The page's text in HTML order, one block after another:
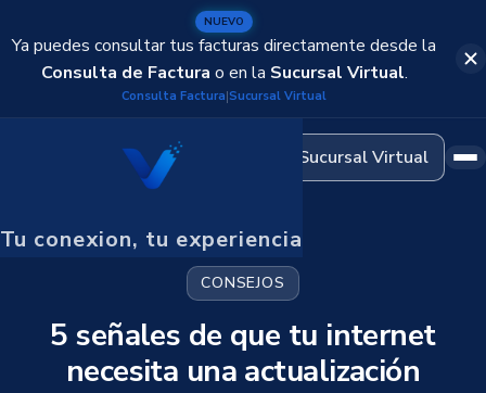
NUEVO
Ya puedes consultar tus facturas directamente desde la
Consulta de Factura o en la Sucursal Virtual.
Consulta Factura|Sucursal Virtual
Tu conexion, tu experiencia
Automatización del hogar
Cableado Estructurado
CCTV y Seguridad
Cámaras de vigilancia
OmniChat
Sucursal Virtual
CONSEJOS
5 señales de que tu internet
necesita una actualización